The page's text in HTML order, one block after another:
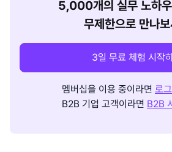
5,000개의 실무 노하
무제한으로 만나
3일 무료 체험 시작
멤버십을 이용 중이라면 로
B2B 기업 고객이라면 B2B